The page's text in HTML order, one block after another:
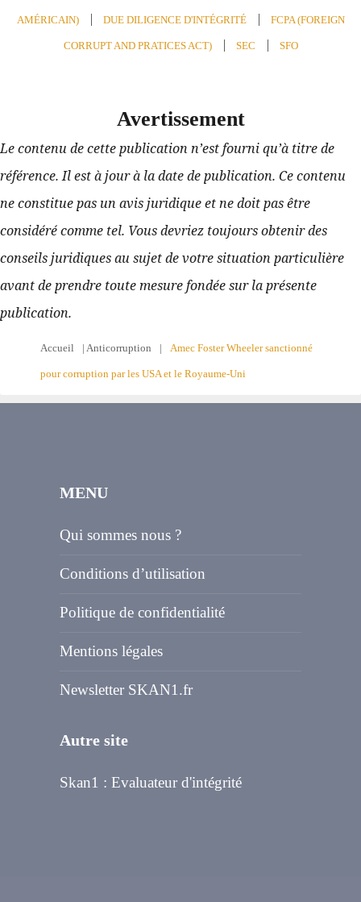
AMÉRICAIN) DUE DILIGENCE D'INTÉGRITÉ FCPA (FOREIGN
CORRUPT AND PRATICES ACT) SEC SFO
Avertissement
Le contenu de cette publication n’est fourni qu’à titre de
référence. Il est à jour à la date de publication. Ce contenu
ne constitue pas un avis juridique et ne doit pas être
considéré comme tel. Vous devriez toujours obtenir des
conseils juridiques au sujet de votre situation particulière
avant de prendre toute mesure fondée sur la présente
publication.
Accueil | Anticorruption | Amec Foster Wheeler sanctionné
pour corruption par les USA et le Royaume-Uni
MENU
Qui sommes nous ?
Conditions d’utilisation
Politique de confidentialité
Mentions légales
Newsletter SKAN1.fr
Autre site
Skan1 : Evaluateur d'intégrité